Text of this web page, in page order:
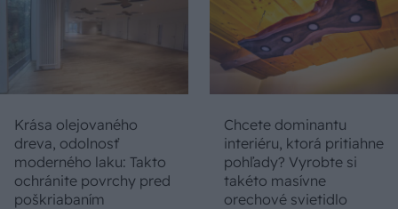
Krása olejovaného
dreva, odolnosť
moderného laku: Takto
ochránite povrchy pred
poškriabaním
Chcete dominantu
interiéru, ktorá pritiahne
pohľady? Vyrobte si
takéto masívne
orechové svietidlo